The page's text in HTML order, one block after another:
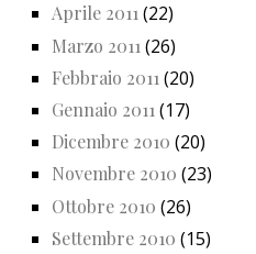
Aprile 2011(22)
Marzo 2011 (26)
Febbraio 2011 (20)
Gennaio 2011 (17)
Dicembre 2010 (20)
Novembre 2010 (23)
Ottobre 2010 (26)
Settembre 2010 (15)